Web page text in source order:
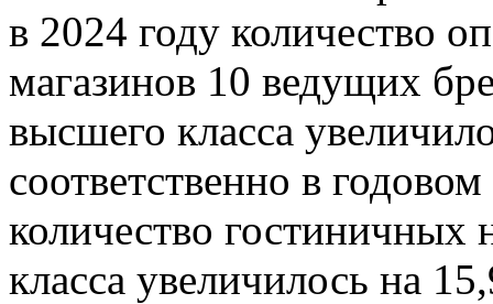
в 2024 году количество
магазинов 10 ведущих
высшего класса
соответственно в
количество гостиничных
класса увеличилось на